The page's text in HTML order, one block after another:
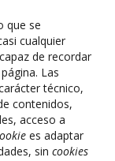
que se
cualquier
de recordar
Las
técnico,
contenidos,
acceso a
es adaptar
sin cookies